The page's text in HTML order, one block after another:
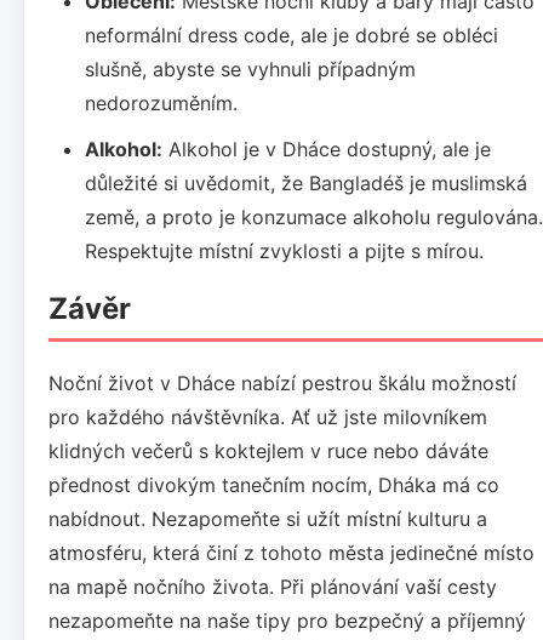
neformální dress code, ale je dobré se obléci
slušně, abyste se vyhnuli případným
nedorozuměním.
Alkohol: Alkohol je v Dháce dostupný, ale je
důležité si uvědomit, že Bangladéš je muslimská
země, a proto je konzumace alkoholu regulována.
Respektujte místní zvyklosti a pijte s mírou.
Závěr
Noční život v Dháce nabízí pestrou škálu možností
pro každého návštěvníka. Ať už jste milovníkem
klidných večerů s koktejlem v ruce nebo dáváte
přednost divokým tanečním nocím, Dháka má co
nabídnout. Nezapomeňte si užít místní kulturu a
atmosféru, která činí z tohoto města jedinečné místo
na mapě nočního života. Při plánování vaší cesty
nezapomeňte na naše tipy pro bezpečný a příjemný